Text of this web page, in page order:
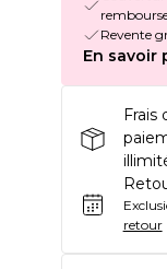
Revente
En savoir
Frais
retour